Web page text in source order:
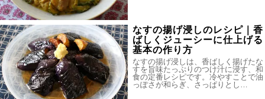
なすの揚げ浸しのレシピ｜香
ばしくジューシーに仕上げる
基本の作り方
なすの揚げ浸しは、香ばしく揚げたな
すを旨味たっぷりのつけ汁に浸す、和
食の定番レシピです。冷やすことで油
っぽさが和らぎ、さっぱりとし…